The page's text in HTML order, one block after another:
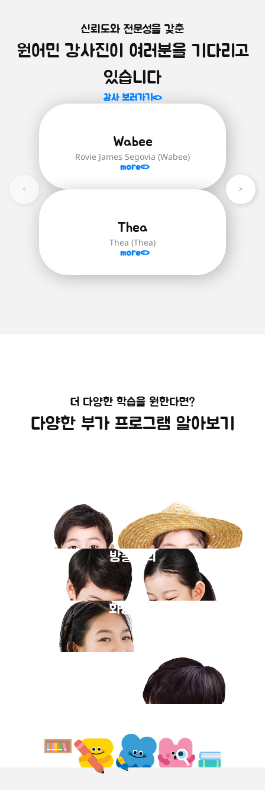
원어민 화상영어를 시작하는 모
든 학생 학습자 추천!
학생 대표 수준별 과정은 'Brainstorm
English' 교재로 진행되며 '스스로 생각하
는 힘'을 기르기 위함을 중점적으로 다루며
유추하는 힘을 길러줍니다.
Brainstorm English(24권): 영어 초
급(파닉스)부터 최상급 단계까지의 모
재
미취학 아동을 위한 영어 첫걸음!
알파벳부터 파닉스까지, 미취학 아동을 위
한 기초 영어 과정입니다.
신뢰도와 전문성을 갖춘
원어민 강사진이 여러분을 기다리고
있습니다
강사 보러가기
Wabee
Rovie James Segovia (Wabee)
more
Thea
Thea (Thea)
more
더 다양한 학습을 원한다면?
다양한 부가 프로그램 알아보기
방송강의
화상과외
동영상강의